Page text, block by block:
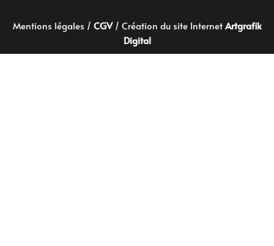
Mentions légales / CGV/ Création du site InternetArtgrafik
Digital